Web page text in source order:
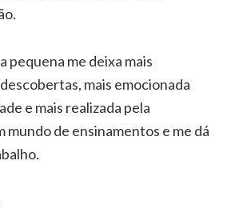
pequena me deixa mais
mais emocionada
e mais realizada pela
mundo de ensinamentos e me dá